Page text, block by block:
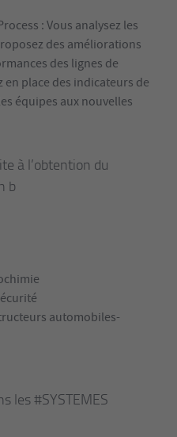
: Vous analysez les
des améliorations
des lignes de
place des indicateurs de
équipes aux nouvelles
à l’obtention du
b
automobiles-
les #SYSTEMES